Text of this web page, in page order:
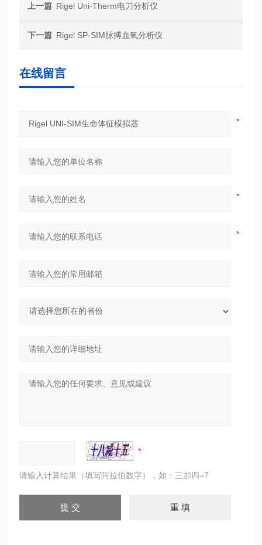
上一篇 Rigel Uni-Therm电刀分析仪
下一篇 Rigel SP-SIM脉搏血氧分析仪
在线留言
请输入计算结果（填写阿拉伯数字），如：三加四=7